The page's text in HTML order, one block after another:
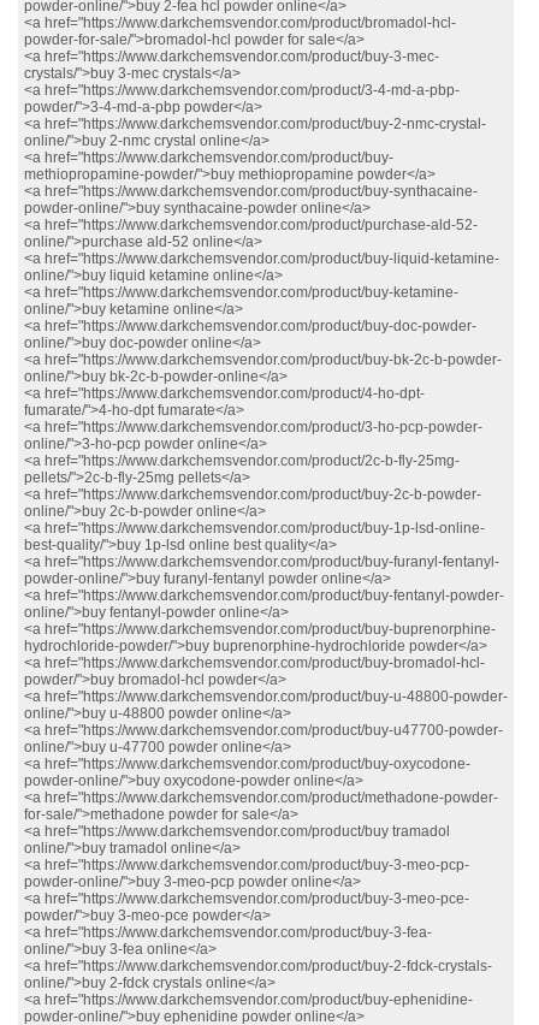
powder-online/">buy 2-fea hcl powder online</a>
<a href="https://www.darkchemsvendor.com/product/bromadol-hcl-
powder-for-sale/">bromadol-hcl powder for sale</a>
<a href="https://www.darkchemsvendor.com/product/buy-3-mec-
crystals/">buy 3-mec crystals</a>
<a href="https://www.darkchemsvendor.com/product/3-4-md-a-pbp-
powder/">3-4-md-a-pbp powder</a>
<a href="https://www.darkchemsvendor.com/product/buy-2-nmc-crystal-
online/">buy 2-nmc crystal online</a>
<a href="https://www.darkchemsvendor.com/product/buy-
methiopropamine-powder/">buy methiopropamine powder</a>
<a href="https://www.darkchemsvendor.com/product/buy-synthacaine-
powder-online/">buy synthacaine-powder online</a>
<a href="https://www.darkchemsvendor.com/product/purchase-ald-52-
online/">purchase ald-52 online</a>
<a href="https://www.darkchemsvendor.com/product/buy-liquid-ketamine-
online/">buy liquid ketamine online</a>
<a href="https://www.darkchemsvendor.com/product/buy-ketamine-
online/">buy ketamine online</a>
<a href="https://www.darkchemsvendor.com/product/buy-doc-powder-
online/">buy doc-powder online</a>
<a href="https://www.darkchemsvendor.com/product/buy-bk-2c-b-powder-
online/">buy bk-2c-b-powder-online</a>
<a href="https://www.darkchemsvendor.com/product/4-ho-dpt-
fumarate/">4-ho-dpt fumarate</a>
<a href="https://www.darkchemsvendor.com/product/3-ho-pcp-powder-
online/">3-ho-pcp powder online</a>
<a href="https://www.darkchemsvendor.com/product/2c-b-fly-25mg-
pellets/">2c-b-fly-25mg pellets</a>
<a href="https://www.darkchemsvendor.com/product/buy-2c-b-powder-
online/">buy 2c-b-powder online</a>
<a href="https://www.darkchemsvendor.com/product/buy-1p-lsd-online-
best-quality/">buy 1p-lsd online best quality</a>
<a href="https://www.darkchemsvendor.com/product/buy-furanyl-fentanyl-
powder-online/">buy furanyl-fentanyl powder online</a>
<a href="https://www.darkchemsvendor.com/product/buy-fentanyl-powder-
online/">buy fentanyl-powder online</a>
<a href="https://www.darkchemsvendor.com/product/buy-buprenorphine-
hydrochloride-powder/">buy buprenorphine-hydrochloride powder</a>
<a href="https://www.darkchemsvendor.com/product/buy-bromadol-hcl-
powder/">buy bromadol-hcl powder</a>
<a href="https://www.darkchemsvendor.com/product/buy-u-48800-powder-
online/">buy u-48800 powder online</a>
<a href="https://www.darkchemsvendor.com/product/buy-u47700-powder-
online/">buy u-47700 powder online</a>
<a href="https://www.darkchemsvendor.com/product/buy-oxycodone-
powder-online/">buy oxycodone-powder online</a>
<a href="https://www.darkchemsvendor.com/product/methadone-powder-
for-sale/">methadone powder for sale</a>
<a href="https://www.darkchemsvendor.com/product/buy tramadol
online/">buy tramadol online</a>
<a href="https://www.darkchemsvendor.com/product/buy-3-meo-pcp-
powder-online/">buy 3-meo-pcp powder online</a>
<a href="https://www.darkchemsvendor.com/product/buy-3-meo-pce-
powder/">buy 3-meo-pce powder</a>
<a href="https://www.darkchemsvendor.com/product/buy-3-fea-
online/">buy 3-fea online</a>
<a href="https://www.darkchemsvendor.com/product/buy-2-fdck-crystals-
online/">buy 2-fdck crystals online</a>
<a href="https://www.darkchemsvendor.com/product/buy-ephenidine-
powder-online/">buy ephenidine powder online</a>